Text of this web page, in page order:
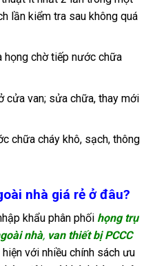
lần kiểm tra sau không quá
họng chờ tiếp nước chữa
cửa van; sửa chữa, thay mới
chữa cháy khô, sạch, thông
nhà giá rẻ ở đâu?
khẩu phân phối họng trụ
nhà, van thiết bị PCCC
với nhiều chính sách ưu